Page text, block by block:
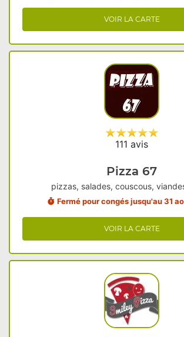
VOIR LA CARTE
111 avis
Pizza 67
pizzas, salades, couscous,
Fermé pour congés jusqu'au 31
VOIR LA CARTE